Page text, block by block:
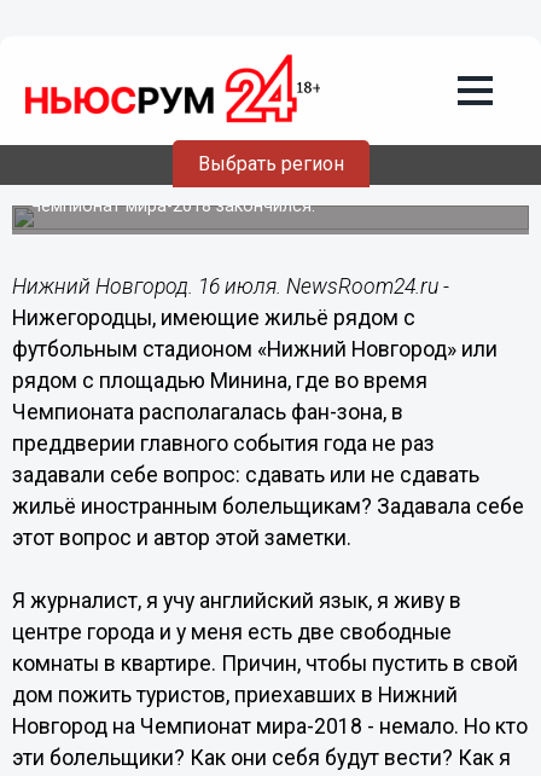
Выбрать регион
16.07.201817:14
Футбольные болельщики в твоей
квартире. Личный опыт
Чемпионат мира-2018 закончился.
Нижний Новгород. 16 июля. NewsRoom24.ru -
Нижегородцы, имеющие жильё рядом с
футбольным стадионом «Нижний Новгород» или
рядом с площадью Минина, где во время
Чемпионата располагалась фан-зона, в
преддверии главного события года не раз
задавали себе вопрос: сдавать или не сдавать
жильё иностранным болельщикам? Задавала себе
этот вопрос и автор этой заметки.
Я журналист, я учу английский язык, я живу в
центре города и у меня есть две свободные
комнаты в квартире. Причин, чтобы пустить в свой
дом пожить туристов, приехавших в Нижний
Новгород на Чемпионат мира-2018 - немало. Но кто
эти болельщики? Как они себя будут вести? Как я